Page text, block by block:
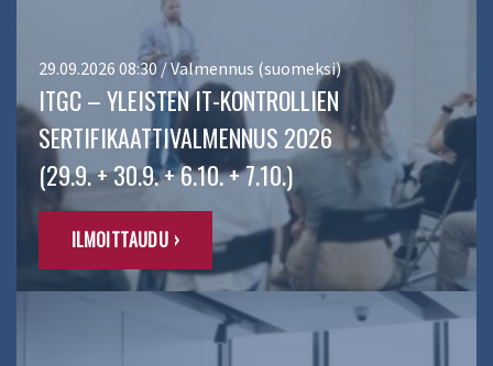
29.09.2026 08:30 / Valmennus (suomeksi)
ITGC – YLEISTEN IT-KONTROLLIEN
SERTIFIKAATTIVALMENNUS 2026
(29.9. + 30.9. + 6.10. + 7.10.)
ILMOITTAUDU ›